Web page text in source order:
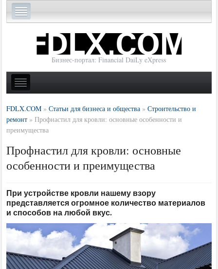
Бизнес-портал: Financial DaiLy eXpress
FDLX.COM »Статьи для бизнеса и общества »Строительство и
ремонт »Профнастил для кровли: основные особенности и
преимущества
Профнастил для кровли: основные
особенности и преимущества
При устройстве кровли нашему взору
представляется огромное количество материалов
и способов на любой вкус.